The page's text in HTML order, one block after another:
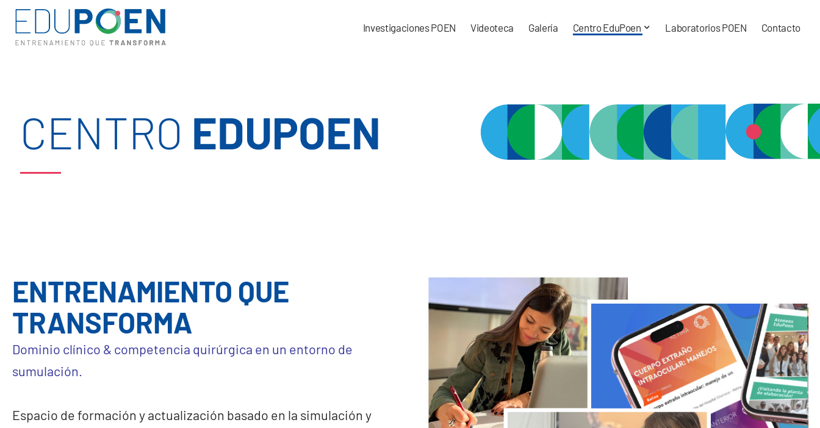
Investigaciones POEN Videoteca Galería Centro EduPoen Laboratorios POEN Contacto
CENTRO EDUPOEN
ENTRENAMIENTO QUE
TRANSFORMA
Dominio clínico & competencia quirúrgica en un entorno de
sumulación.
Espacio de formación y actualización basado en la simulación y